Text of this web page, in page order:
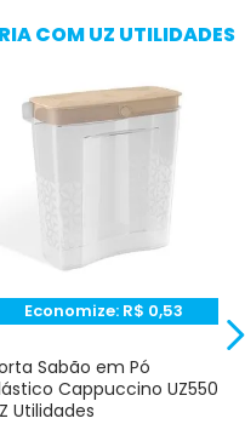
estrelas
COM UZ UTILIDADES
Economize: R$ 0,53
Sabão em Pó
Cappuccino UZ550
Utilidades